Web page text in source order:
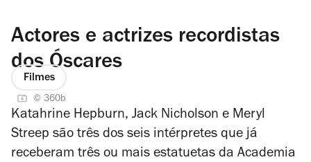
Actores e actrizes recordistas
dos Óscares
Filmes
© 360b
Katahrine Hepburn, Jack Nicholson e Meryl
Streep são três dos seis intérpretes que já
receberam três ou mais estatuetas da Academia